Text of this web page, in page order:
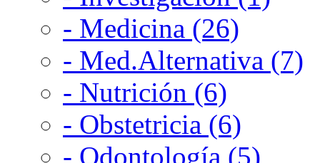
- Medicina (26)
- Med.Alternativa (7)
- Nutrición (6)
- Obstetricia (6)
- Odontología (5)